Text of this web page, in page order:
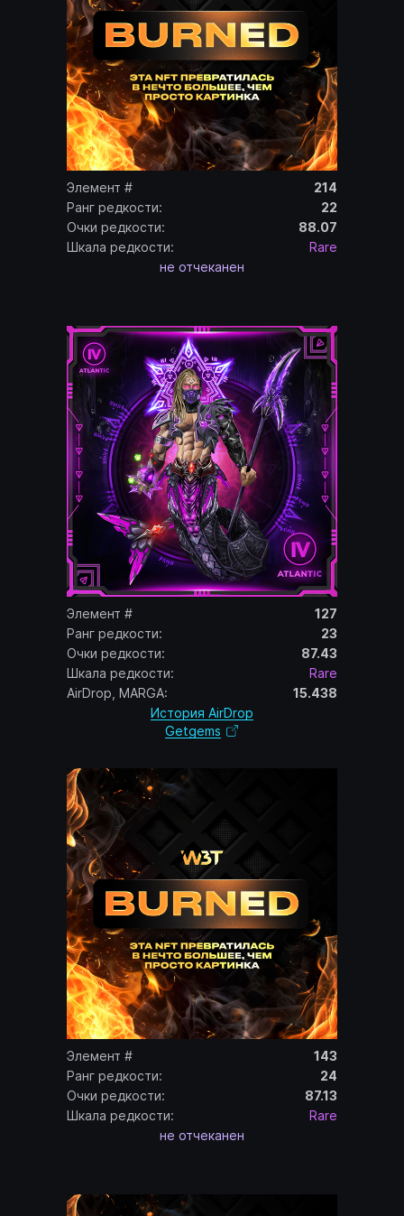
Элемент #
214
Ранг редкости:
22
Очки редкости:
88.07
Шкала редкости:
Rare
не отчеканен
Элемент #
127
Ранг редкости:
23
Очки редкости:
87.43
Шкала редкости:
Rare
AirDrop, MARGA:
15.438
История AirDrop
Getgems
Элемент #
143
Ранг редкости:
24
Очки редкости:
87.13
Шкала редкости:
Rare
не отчеканен